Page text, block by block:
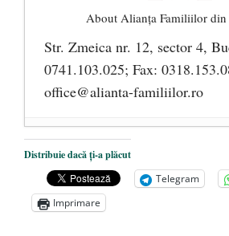
About Alianţa Familiilor din
Str. Zmeica nr. 12, sector 4,
0741.103.025; Fax:
office@alianta-familiilor.ro
Cioloș, Cîțu și Iohannis
România sub steagul
2021
Un blestem care aspiră la
Distribuie dacă ți-a plăcut
Telegram
Imprimare